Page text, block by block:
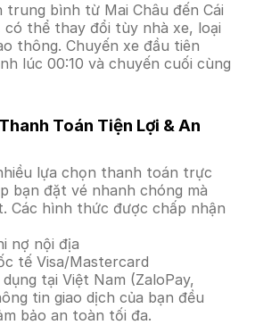
trung bình từ Mai Châu đến Cái
có thể thay đổi tùy nhà xe, loại
thông. Chuyến xe đầu tiên
lúc 00:10 và chuyến cuối cùng
Toán Tiện Lợi & An
lựa chọn thanh toán trực
bạn đặt vé nhanh chóng mà
Các hình thức được chấp nhận
nợ nội địa
tế Visa/Mastercard
tại Việt Nam (ZaloPay,
tin giao dịch của bạn đều
bảo an toàn tối đa.